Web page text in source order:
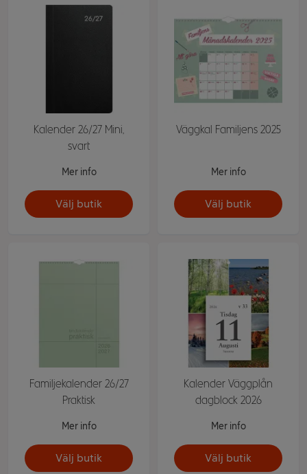
Kalender 26/27 Mini,
svart
Mer info
Välj butik
Väggkal Familjens 2025
Mer info
Välj butik
Familjekalender 26/27
Praktisk
Mer info
Välj butik
Kalender Väggplån
dagblock 2026
Mer info
Välj butik